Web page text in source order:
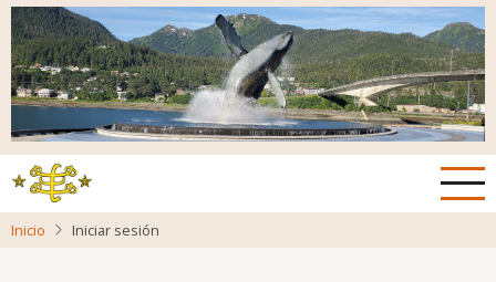
Pasar
al
contenido
principal
Inicio Iniciar sesión